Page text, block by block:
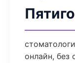
онлайн, без